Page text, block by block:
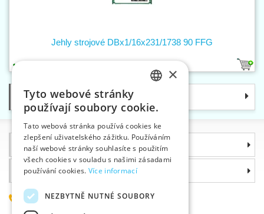
Jehly strojové DBx1/16x231/1738 90 FFG
Kategorie
Informace
Proč si zvolit právě nás
585 051 217
ENGLISH
GERMAN
×
Tyto webové stránky
používají soubory cookie.
Tato webová stránka používá cookies ke
zlepšení uživatelského zážitku. Používáním
naší webové stránky souhlasíte s použitím
všech cookies v souladu s našimi zásadami
používání cookies. Více informací
NEZBYTNĚ NUTNÉ SOUBORY